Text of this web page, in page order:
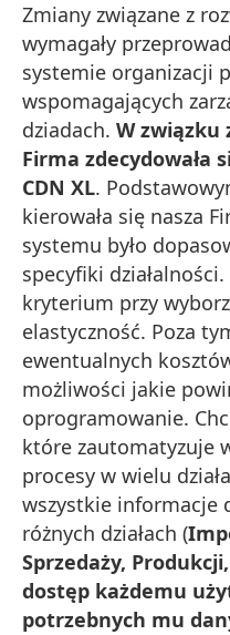
Zmiany związane z
wymagały
systemie organizacji
wspomagających
dziadach. W
Firma zdecydowała
CDN XL.
kierowała się nasza
systemu było
specyfiki
kryterium przy
elastyczność. Poza
ewentualnych
możliwości jakie
oprogramowanie.
które zautomatyzuje
procesy w wielu
wszystkie informacje
różnych działach (
Sprzedaży,
dostęp każdemu
potrzebnych mu